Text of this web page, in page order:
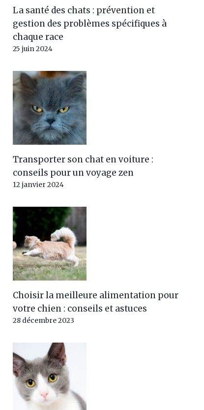
La santé des chats : prévention et
gestion des problèmes spécifiques à
chaque race
25 juin 2024
Transporter son chat en voiture :
conseils pour un voyage zen
12 janvier 2024
Choisir la meilleure alimentation pour
votre chien : conseils et astuces
28 décembre 2023